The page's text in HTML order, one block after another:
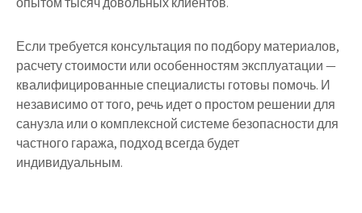
Если требуется консультация по подбору материалов,
расчету стоимости или особенностям эксплуатации —
квалифицированные специалисты готовы помочь. И
независимо от того, речь идет о простом решении для
санузла или о комплексной системе безопасности для
частного гаража, подход всегда будет
индивидуальным.